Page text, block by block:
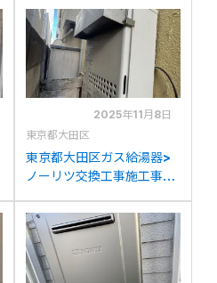
4200ARSAW3Q-56-Fか
らノーリツGTH-
2454AW3H BLへの交換
2025年11月8日
東京都大田区
東京都大田区ガス給湯器>
ノーリツ交換工事施工事
C2034WSからノーリツ
GQ-C2034WSへの交換